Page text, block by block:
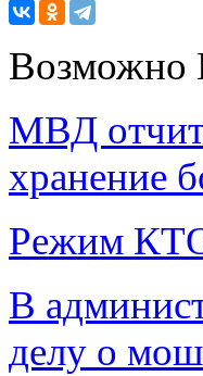
Возможно
МВД
хранение
Режим КТО
В
делу о